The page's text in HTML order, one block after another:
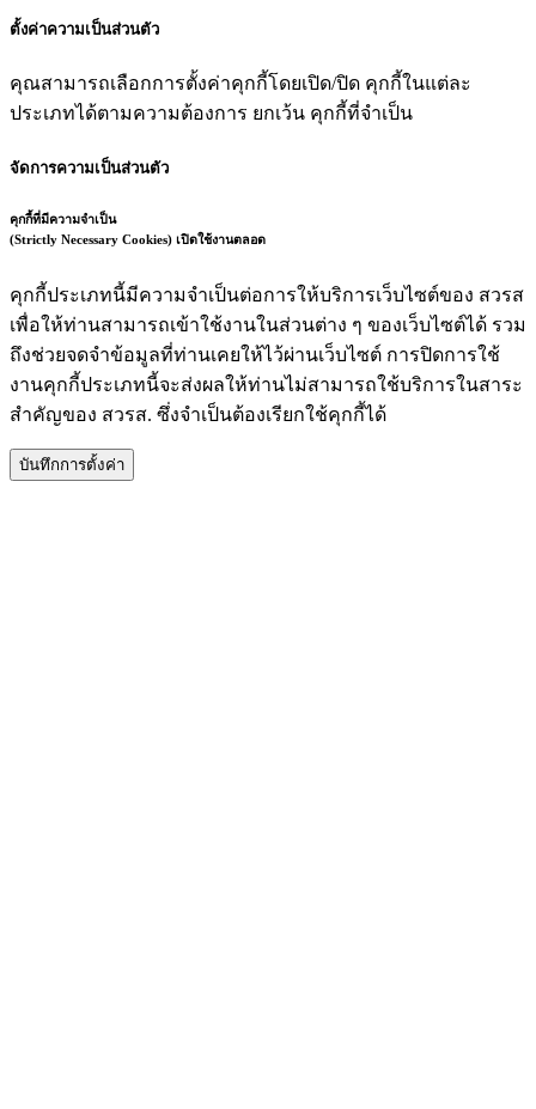
ตั้งค่าความเป็นส่วนตัว
คุณสามารถเลือกการตั้งค่าคุกกี้โดยเปิด/ปิด คุกกี้ในแต่ละ
ประเภทได้ตามความต้องการ ยกเว้น คุกกี้ที่จำเป็น
จัดการความเป็นส่วนตัว
คุกกี้ที่มีความจำเป็น
(Strictly Necessary Cookies) เปิดใช้งานตลอด
คุกกี้ประเภทนี้มีความจำเป็นต่อการให้บริการเว็บไซต์ของ สวรส
เพื่อให้ท่านสามารถเข้าใช้งานในส่วนต่าง ๆ ของเว็บไซต์ได้ รวม
ถึงช่วยจดจำข้อมูลที่ท่านเคยให้ไว้ผ่านเว็บไซต์ การปิดการใช้
งานคุกกี้ประเภทนี้จะส่งผลให้ท่านไม่สามารถใช้บริการในสาระ
สำคัญของ สวรส. ซึ่งจำเป็นต้องเรียกใช้คุกกี้ได้
บันทึกการตั้งค่า